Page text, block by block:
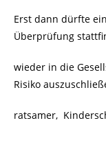
Erst dann dürfte
Überprüfung
wieder in die
Risiko
ratsamer,